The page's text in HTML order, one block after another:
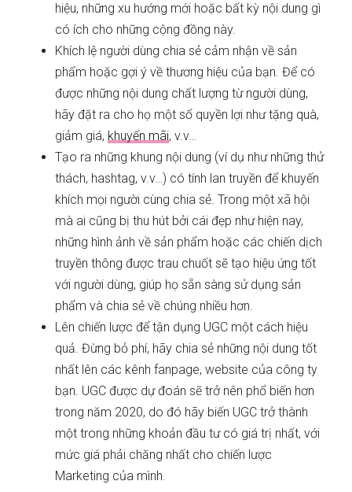
hiệu, những xu hướng mới hoặc bất kỳ nội dung gì
có ích cho những cộng đồng này.
Khích lệ người dùng chia sẻ cảm nhận về sản
phẩm hoặc gợi ý về thương hiệu của bạn. Để có
được những nội dung chất lượng từ người dùng,
hãy đặt ra cho họ một số quyền lợi như tặng quà,
giảm giá, khuyến mãi, v.v…
Tạo ra những khung nội dung (ví dụ như những thử
thách, hashtag, v.v…) có tính lan truyền để khuyến
khích mọi người cùng chia sẻ. Trong một xã hội
mà ai cũng bị thu hút bởi cái đẹp như hiện nay,
những hình ảnh về sản phẩm hoặc các chiến dịch
truyền thông được trau chuốt sẽ tạo hiệu ứng tốt
với người dùng, giúp họ sẵn sàng sử dụng sản
phẩm và chia sẻ về chúng nhiều hơn.
Lên chiến lược để tận dụng UGC một cách hiệu
quả. Đừng bỏ phí, hãy chia sẻ những nội dung tốt
nhất lên các kênh fanpage, website của công ty
bạn. UGC được dự đoán sẽ trở nên phổ biến hơn
trong năm 2020, do đó hãy biến UGC trở thành
một trong những khoản đầu tư có giá trị nhất, với
mức giá phải chăng nhất cho chiến lược
Marketing của mình.